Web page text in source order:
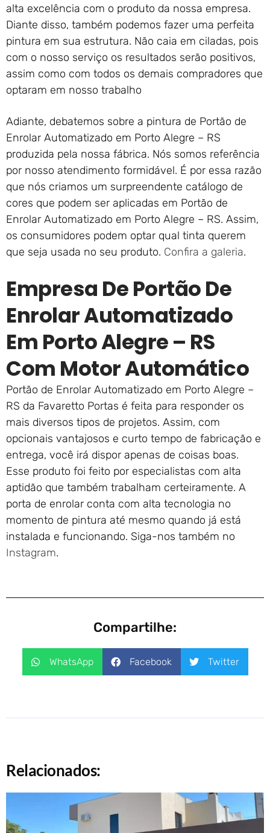
alta excelência com o produto da nossa empresa.
Diante disso, também podemos fazer uma perfeita
pintura em sua estrutura. Não caia em ciladas, pois
com o nosso serviço os resultados serão positivos,
assim como com todos os demais compradores que
optaram em nosso trabalho
Adiante, debatemos sobre a pintura de Portão de
Enrolar Automatizado em Porto Alegre – RS
produzida pela nossa fábrica. Nós somos referência
por nosso atendimento formidável. É por essa razão
que nós criamos um surpreendente catálogo de
cores que podem ser aplicadas em Portão de
Enrolar Automatizado em Porto Alegre – RS. Assim,
os consumidores podem optar qual tinta querem
que seja usada no seu produto. Confira a galeria.
Empresa De Portão De
Enrolar Automatizado
Em Porto Alegre – RS
Com Motor Automático
Portão de Enrolar Automatizado em Porto Alegre –
RS da Favaretto Portas é feita para responder os
mais diversos tipos de projetos. Assim, com
opcionais vantajosos e curto tempo de fabricação e
entrega, você irá dispor apenas de coisas boas.
Esse produto foi feito por especialistas com alta
aptidão que também trabalham certeiramente. A
porta de enrolar conta com alta tecnologia no
momento de pintura até mesmo quando já está
instalada e funcionando. Siga-nos também no
Instagram.
Compartilhe:
WhatsApp Facebook Twitter
Relacionados: